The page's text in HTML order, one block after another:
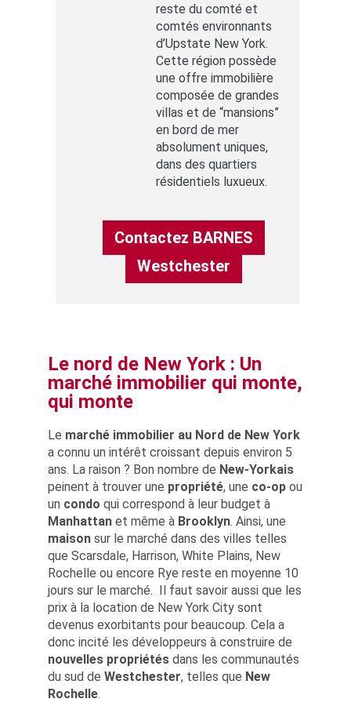
reste du comté et
comtés environnants
d’Upstate New York.
Cette région possède
une offre immobilière
composée de grandes
villas et de “mansions”
en bord de mer
absolument uniques,
dans des quartiers
résidentiels luxueux.
Contactez BARNES
Westchester
Le nord de New York : Un
marché immobilier qui monte,
qui monte
Le marché immobilier au Nord de New York
a connu un intérêt croissant depuis environ 5
ans. La raison ? Bon nombre de New-Yorkais
peinent à trouver une propriété, une co-op ou
un condo qui correspond à leur budget à
Manhattan et même à Brooklyn. Ainsi, une
maison sur le marché dans des villes telles
que Scarsdale, Harrison, White Plains, New
Rochelle ou encore Rye reste en moyenne 10
jours sur le marché. Il faut savoir aussi que les
prix à la location de New York City sont
devenus exorbitants pour beaucoup. Cela a
donc incité les développeurs à construire de
nouvelles propriétés dans les communautés
du sud de Westchester, telles que New
Rochelle.